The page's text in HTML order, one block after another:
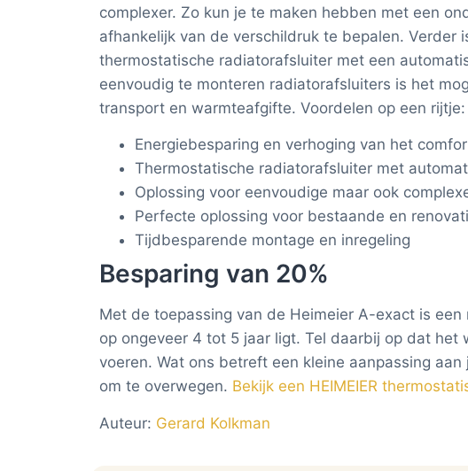
complexer. Zo kun je te maken hebben met een
afhankelijk van de verschildruk te bepalen. Verder
thermostatische radiatorafsluiter met een
eenvoudig te monteren radiatorafsluiters is het
transport en warmteafgifte. Voordelen op een rijtje:
Energiebesparing en verhoging van het
Thermostatische radiatorafsluiter met
Oplossing voor eenvoudige maar ook
Perfecte oplossing voor bestaande en
Tijdbesparende montage en inregeling
Besparing van 20%
Met de toepassing van de Heimeier A-exact is
op ongeveer 4 tot 5 jaar ligt. Tel daarbij op dat
voeren. Wat ons betreft een kleine aanpassing
om te overwegen. Bekijk een HEIMEIER
Auteur: Gerard Kolkman